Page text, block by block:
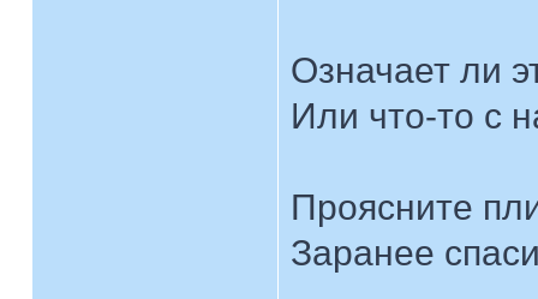
Означает ли
Или что-то с
Проясните
Заранее